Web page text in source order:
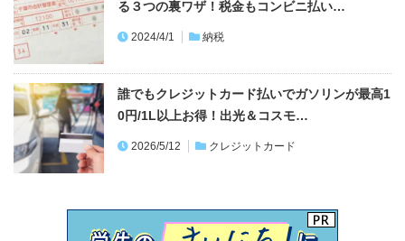
る３つの裏ワザ！税金もコンビニ払い…
2024/4/1 納税
誰でもクレジットカード払いでガソリンが最高1
0円/1L以上お得！出光＆コスモ…
2026/5/12 クレジットカード